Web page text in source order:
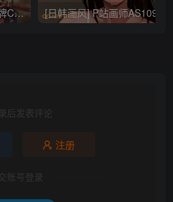
[日韩画风] 织田non大神卡牌CG插画设计画集256P 161M_CG原画资源
后发表评论
注册
账号登录